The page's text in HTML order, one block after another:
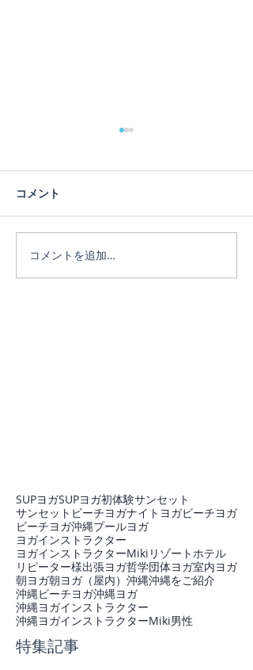
リピーターのEちゃん♪3日
間たっぷり遊びました。
コメント
コメントを追加…
SUPヨガSUPヨガ初体験サンセット
サンセットビーチヨガナイトヨガビーチヨガ
ビーチヨガ沖縄プールヨガ
ヨガインストラクター
ヨガインストラクターMiki リゾートホテル
リピーター様出張ヨガ哲学団体ヨガ室内ヨガ
朝ヨガ朝ヨガ（屋内） 沖縄沖縄をご紹介
沖縄ビーチヨガ沖縄ヨガ
沖縄ヨガインストラクター
沖縄ヨガインストラクターMiki男性
特集記事